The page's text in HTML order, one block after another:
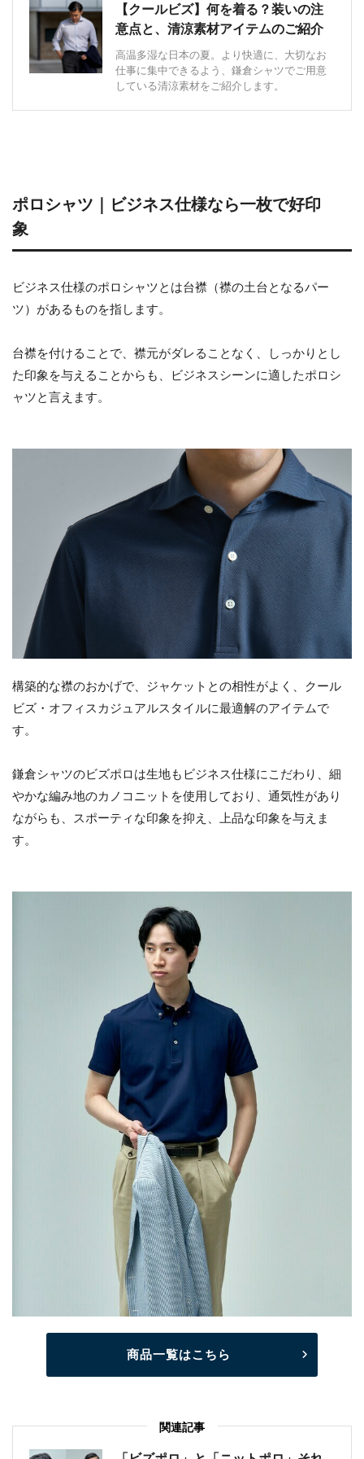
【クールビズ】何を着る？装いの注
意点と、清涼素材アイテムのご紹介
高温多湿な日本の夏。より快適に、大切なお
仕事に集中できるよう、鎌倉シャツでご用意
している清涼素材をご紹介します。
ポロシャツ｜ビジネス仕様なら一枚で好印
象
ビジネス仕様のポロシャツとは台襟（襟の土台となるパー
ツ）があるものを指します。
台襟を付けることで、襟元がダレることなく、しっかりとし
た印象を与えることからも、ビジネスシーンに適したポロシ
ャツと言えます。
構築的な襟のおかげで、ジャケットとの相性がよく、クール
ビズ・オフィスカジュアルスタイルに最適解のアイテムで
す。
鎌倉シャツのビズポロは生地もビジネス仕様にこだわり、細
やかな編み地のカノコニットを使用しており、通気性があり
ながらも、スポーティな印象を抑え、上品な印象を与えま
す。
商品一覧はこちら
関連記事